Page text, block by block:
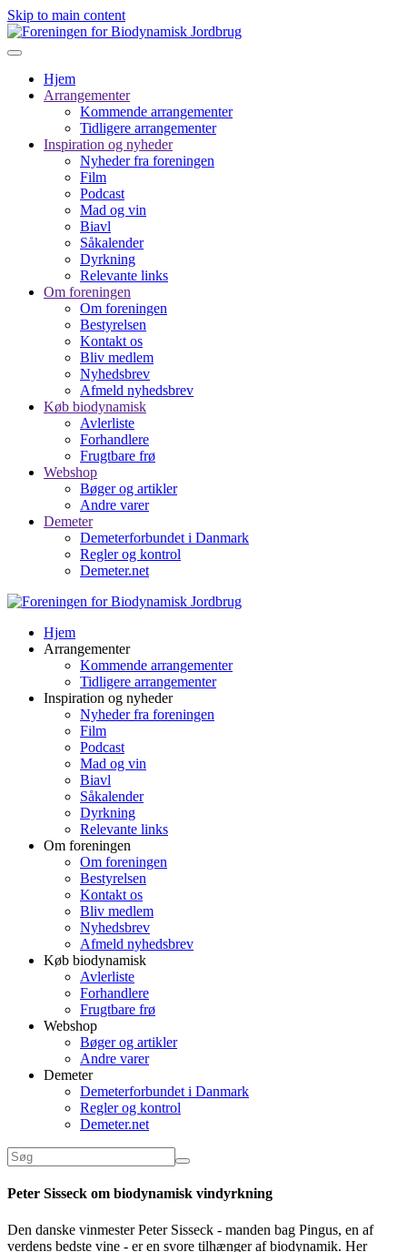
Skip to main content
Hjem
Arrangementer
Kommende arrangementer
Tidligere arrangementer
Inspiration og nyheder
Nyheder fra foreningen
Film
Podcast
Mad og vin
Biavl
Såkalender
Dyrkning
Relevante links
Om foreningen
Om foreningen
Bestyrelsen
Kontakt os
Bliv medlem
Nyhedsbrev
Afmeld nyhedsbrev
Køb biodynamisk
Avlerliste
Forhandlere
Frugtbare frø
Webshop
Bøger og artikler
Andre varer
Demeter
Demeterforbundet i Danmark
Regler og kontrol
Demeter.net
Hjem
Arrangementer
Kommende arrangementer
Tidligere arrangementer
Inspiration og nyheder
Nyheder fra foreningen
Film
Podcast
Mad og vin
Biavl
Såkalender
Dyrkning
Relevante links
Om foreningen
Om foreningen
Bestyrelsen
Kontakt os
Bliv medlem
Nyhedsbrev
Afmeld nyhedsbrev
Køb biodynamisk
Avlerliste
Forhandlere
Frugtbare frø
Webshop
Bøger og artikler
Andre varer
Demeter
Demeterforbundet i Danmark
Regler og kontrol
Demeter.net
Peter Sisseck om biodynamisk vindyrkning
Den danske vinmester Peter Sisseck - manden bag Pingus, en af
verdens bedste vine - er en svore tilhænger af biodynamik. Her